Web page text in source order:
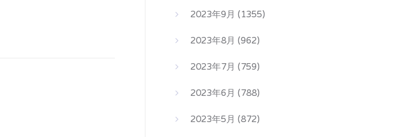
2023年9月 (1355)
2023年8月 (962)
2023年7月 (759)
2023年6月 (788)
2023年5月 (872)